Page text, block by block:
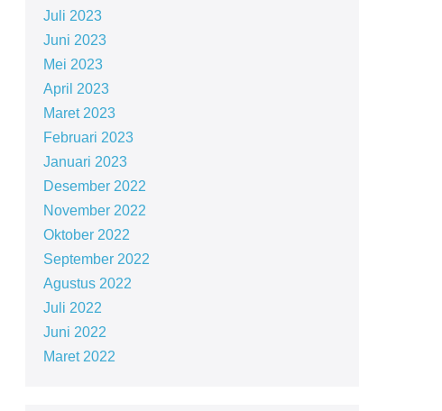
Juli 2023
Juni 2023
Mei 2023
April 2023
Maret 2023
Februari 2023
Januari 2023
Desember 2022
November 2022
Oktober 2022
September 2022
Agustus 2022
Juli 2022
Juni 2022
Maret 2022